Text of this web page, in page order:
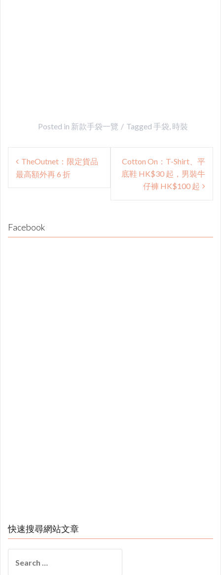
Posted in 新款手袋一覽 Tagged 手袋, 時裝
Post
navigation
TheOutnet：限定貨品
最高額外再 6 折
Cotton On：T-Shirt、平
底鞋 HK$30 起，男裝牛
仔褲 HK$100 起
Facebook
快速搜尋網站文章
for: